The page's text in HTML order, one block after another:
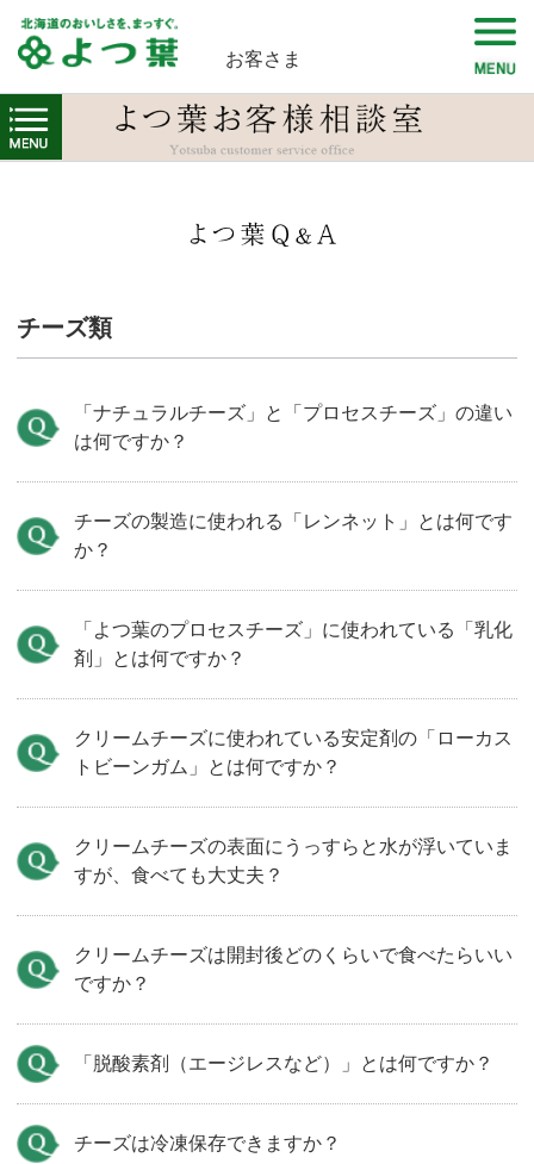
お客さま
チーズ類
「ナチュラルチーズ」と「プロセスチーズ」の違い
は何ですか？
チーズの製造に使われる「レンネット」とは何です
か？
「よつ葉のプロセスチーズ」に使われている「乳化
剤」とは何ですか？
クリームチーズに使われている安定剤の「ローカス
トビーンガム」とは何ですか？
クリームチーズの表面にうっすらと水が浮いていま
すが、食べても大丈夫？
クリームチーズは開封後どのくらいで食べたらいい
ですか？
「脱酸素剤（エージレスなど）」とは何ですか？
チーズは冷凍保存できますか？